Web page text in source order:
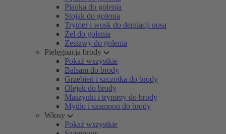
Pianka do golenia
Stojak do golenia
Trymer i wosk do depilacji nosa
Żel do golenia
Zestawy do golenia
Pielęgnacja brody
Pokaż wszystkie
Balsam do brody
Grzebień i szczotka do brody
Olejek do brody
Maszynki i trymery do brody
Mydło i szampon do brody
Włosy
Pokaż wszystkie